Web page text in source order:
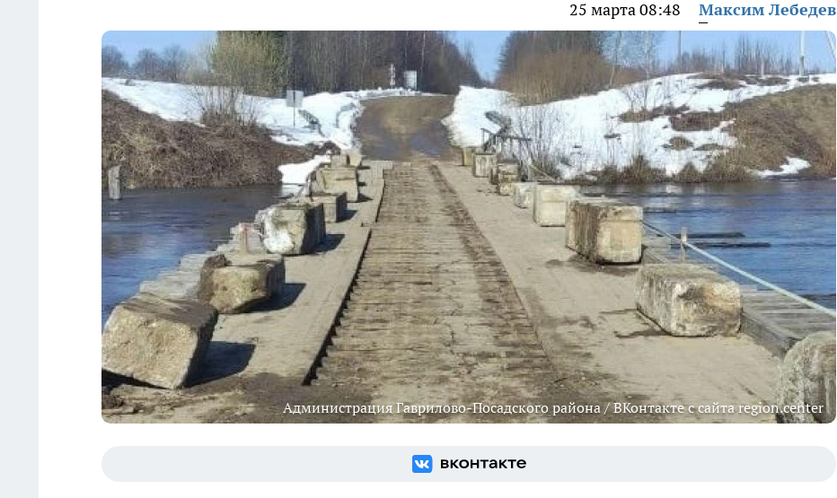
25 марта 08:48 Максим Лебедев
Администрация Гаврилово-Посадского района / ВКонтакте с сайта region.center